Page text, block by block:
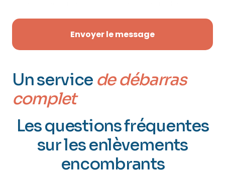
Envoyer le message
Un service de débarras
complet
Les questions fréquentes
sur les enlèvements
encombrants